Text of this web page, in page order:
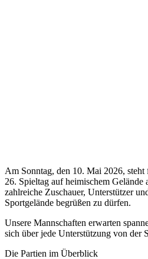
Am Sonntag, den 10. Mai 2026,
26. Spieltag auf heimischem Gelände
zahlreiche Zuschauer, Unterstützer
Sportgelände begrüßen zu dürfen.
Unsere Mannschaften erwarten
sich über jede Unterstützung von der
Die Partien im Überblick